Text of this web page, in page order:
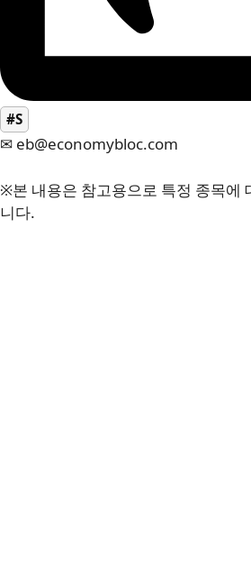
#S
✉ eb@economybloc.com
※본 내용은 참고용으로 특정 종목에
니다.